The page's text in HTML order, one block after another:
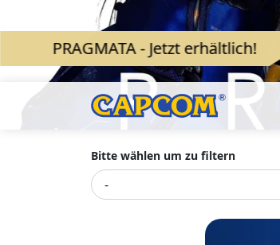
PRAGMATA - Jetzt erhältlich!
Bitte wählen um zu filtern